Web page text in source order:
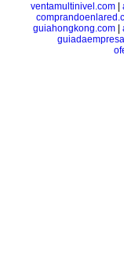
ventamultinivel.com|
guiahongkong.com|